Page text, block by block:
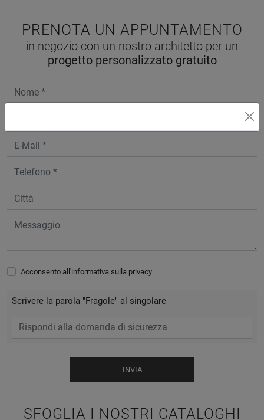
SFOGLIA I NOSTRI CATALOGHI
PRENOTA UN APPUNTAMENTO
in negozio con un nostro architetto per un
progetto personalizzato gratuito
Acconsento all'informativa sulla privacy
Scrivere la parola "Fragole" al singolare
INVIA